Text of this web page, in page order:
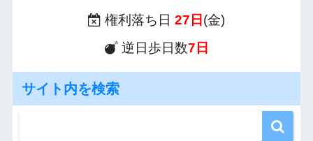
権利落ち日 27日 (金)
逆日歩日数7日
サイト内を検索